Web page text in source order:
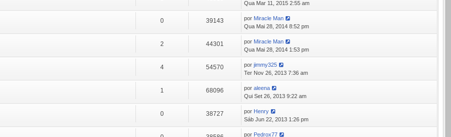
Qua Mar 11, 2015 2:55 am
0 39143 por Miracle Man
Qua Mai 28, 2014 8:52 pm
2 44301 por Miracle Man
Qua Mai 28, 2014 1:53 pm
4 54570 porjimmy325
Ter Nov 26, 2013 7:36 am
1 68096 poraleena
Qui Set 26, 2013 9:22 am
0 38727 por Henry
Sáb Jun 22, 2013 1:26 pm
por Pedrox77